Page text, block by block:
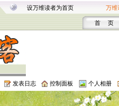
设万维读者为首页 万维
首 页
发表日志 控制面板 个人相册